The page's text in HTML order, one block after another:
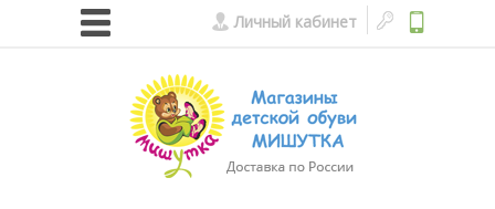
Личный кабинет